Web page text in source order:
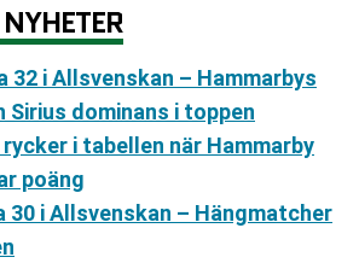
32 i Allsvenskan – Hammarbys
Sirius dominans i toppen
rycker i tabellen när Hammarby
poäng
30 i Allsvenskan – Hängmatcher